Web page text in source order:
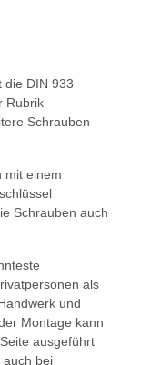
die DIN 933
Rubrik
Schrauben
mit einem
Schrauben auch
als
und
Montage kann
ausgeführt
auch bei